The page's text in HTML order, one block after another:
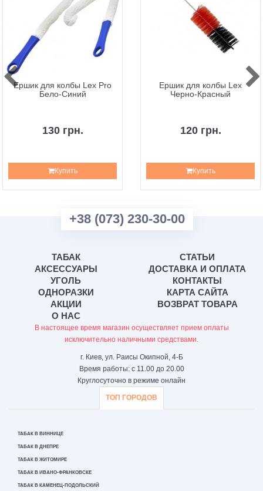
Ершик для колбы Lex Pro
Бело-Синий
130 грн.
Купить
Ершик для колбы Lex
Черно-Красный
120 грн.
Купить
+38 (073) 230-30-00
ТАБАК
АКСЕССУАРЫ
УГОЛЬ
ОДНОРАЗКИ
АКЦИИ
О НАС
СТАТЬИ
ДОСТАВКА И ОПЛАТА
КОНТАКТЫ
КАРТА САЙТА
ВОЗВРАТ ТОВАРА
В настоящее время магазин осуществляет прием оплаты
исключительно наличными средствами.
г. Киев, ул. Раисы Окипной, 4-Б
Время работы: с 11.00 до 20.00
Круглосуточно в режиме онлайн
ТОП ГОРОДОВ
ТАБАК В ВИННИЦЕ
ТАБАК В ДНЕПРЕ
ТАБАК В ЖИТОМИРЕ
ТАБАК В ИВАНО-ФРАНКОВСКЕ
ТАБАК В КАМЕНЕЦ-ПОДОЛЬСКИЙ